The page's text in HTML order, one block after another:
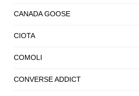
CANADA GOOSE
CIOTA
COMOLI
CONVERSE ADDICT